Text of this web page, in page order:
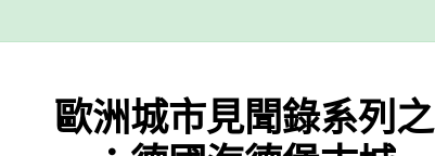
歐洲城市見聞錄系列之